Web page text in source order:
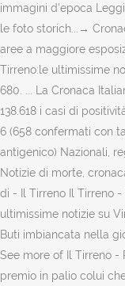
immagini d'epoca
le foto storich...→
aree a maggiore
Tirreno:le ultimissime
680. ... La Cronaca
138.618 i casi di
6 (658 confermati con
antigenico) Nazionali,
Notizie di morte,
di - Il Tirreno Il Tirreno
ultimissime notizie su
Buti imbiancata nella
See more of Il Tirreno -
premio in palio colui